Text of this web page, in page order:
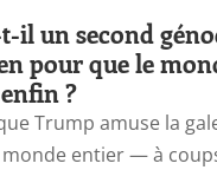
il un second
pour que le
?
Trump amuse la
entier — à